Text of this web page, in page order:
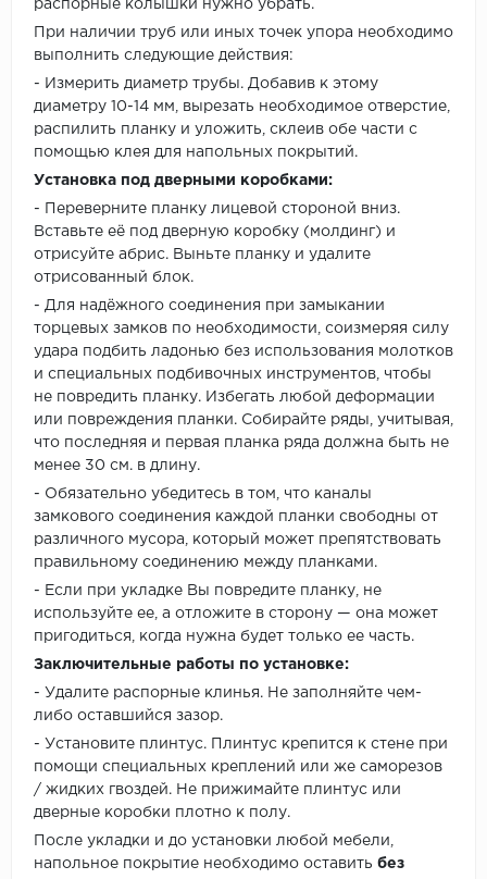
распорные колышки нужно убрать.
При наличии труб или иных точек упора необходимо
выполнить следующие действия:
- Измерить диаметр трубы. Добавив к этому
диаметру 10-14 мм, вырезать необходимое отверстие,
распилить планку и уложить, склеив обе части с
помощью клея для напольных покрытий.
Установка под дверными коробками:
- Переверните планку лицевой стороной вниз.
Вставьте её под дверную коробку (молдинг) и
отрисуйте абрис. Выньте планку и удалите
отрисованный блок.
- Для надёжного соединения при замыкании
торцевых замков по необходимости, соизмеряя силу
удара подбить ладонью без использования молотков
и специальных подбивочных инструментов, чтобы
не повредить планку. Избегать любой деформации
или повреждения планки. Собирайте ряды, учитывая,
что последняя и первая планка ряда должна быть не
менее 30 см. в длину.
- Обязательно убедитесь в том, что каналы
замкового соединения каждой планки свободны от
различного мусора, который может препятствовать
правильному соединению между планками.
- Если при укладке Вы повредите планку, не
используйте ее, а отложите в сторону — она может
пригодиться, когда нужна будет только ее часть.
Заключительные работы по установке:
- Удалите распорные клинья. Не заполняйте чем-
либо оставшийся зазор.
- Установите плинтус. Плинтус крепится к стене при
помощи специальных креплений или же саморезов
/ жидких гвоздей. Не прижимайте плинтус или
дверные коробки плотно к полу.
После укладки и до установки любой мебели,
напольное покрытие необходимо оставить без